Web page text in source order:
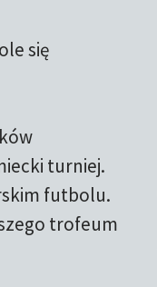
się
turniej.
futbolu.
trofeum